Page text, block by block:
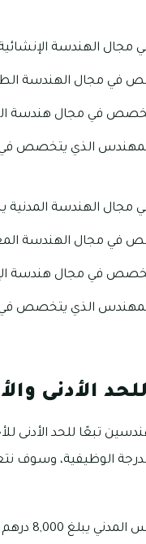
الإنشائية يبلغ نحو 130 ألف
الطبية يبلغ حوالي
هندسة البرمجيات يبلغ نحو
المدنية يبلغ نحو 72 ألف
المعمارية يبلغ حوالي
هندسة الإنتاج يبلغ نحو
الأدنى
تبعًا للحد الأدنى
الوظيفية، وسوف
إن الحد